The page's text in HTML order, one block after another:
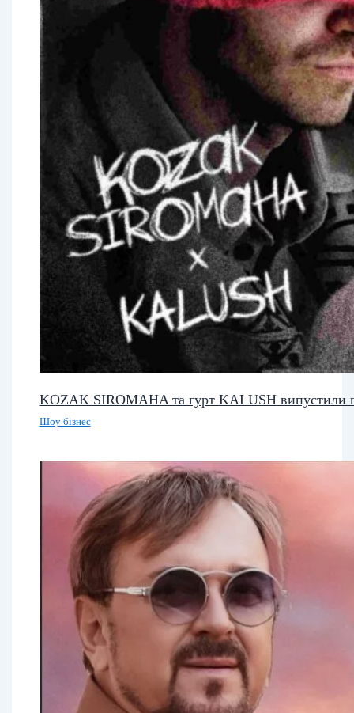
KOZAK SIROMAHA та гурт KALUSH випустили
Шоу бізнес